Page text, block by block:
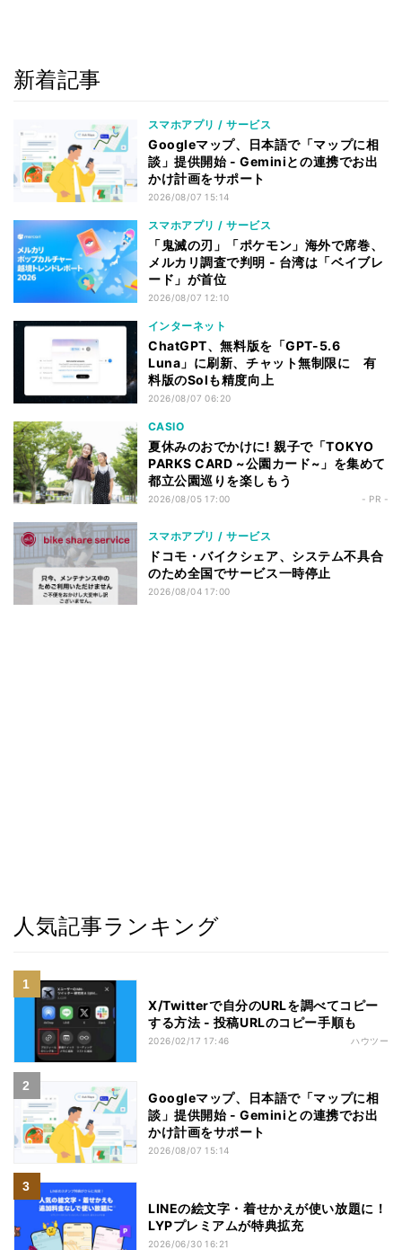
新着記事
スマホアプリ / サービス
Googleマップ、日本語で「マップに相
談」提供開始 - Geminiとの連携でお出
かけ計画をサポート
2026/08/07 15:14
スマホアプリ / サービス
「鬼滅の刃」「ポケモン」海外で席巻、
メルカリ調査で判明 - 台湾は「ベイブレ
ード」が首位
2026/08/07 12:10
インターネット
ChatGPT、無料版を「GPT-5.6
Luna」に刷新、チャット無制限に 有
料版のSolも精度向上
2026/08/07 06:20
CASIO
夏休みのおでかけに! 親子で「TOKYO
PARKS CARD ~公園カード~」を集めて
都立公園巡りを楽しもう
2026/08/05 17:00 - PR -
スマホアプリ / サービス
ドコモ・バイクシェア、システム不具合
のため全国でサービス一時停止
2026/08/04 17:00
人気記事ランキング
X/Twitterで自分のURLを調べてコピー
する方法 - 投稿URLのコピー手順も
2026/02/17 17:46 ハウツー
Googleマップ、日本語で「マップに相
談」提供開始 - Geminiとの連携でお出
かけ計画をサポート
2026/08/07 15:14
LINEの絵文字・着せかえが使い放題に！
LYPプレミアムが特典拡充
2026/06/30 16:21